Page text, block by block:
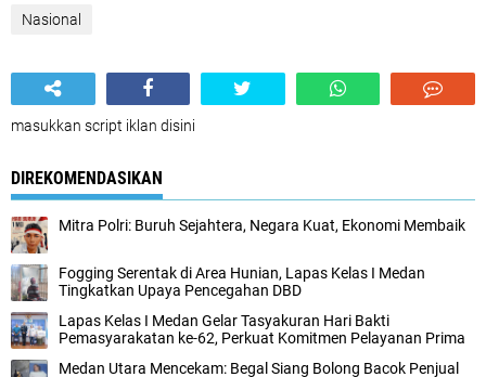
Nasional
masukkan script iklan disini
DIREKOMENDASIKAN
Mitra Polri: Buruh Sejahtera, Negara Kuat, Ekonomi Membaik
Fogging Serentak di Area Hunian, Lapas Kelas I Medan
Tingkatkan Upaya Pencegahan DBD
Lapas Kelas I Medan Gelar Tasyakuran Hari Bakti
Pemasyarakatan ke-62, Perkuat Komitmen Pelayanan Prima
Medan Utara Mencekam: Begal Siang Bolong Bacok Penjual